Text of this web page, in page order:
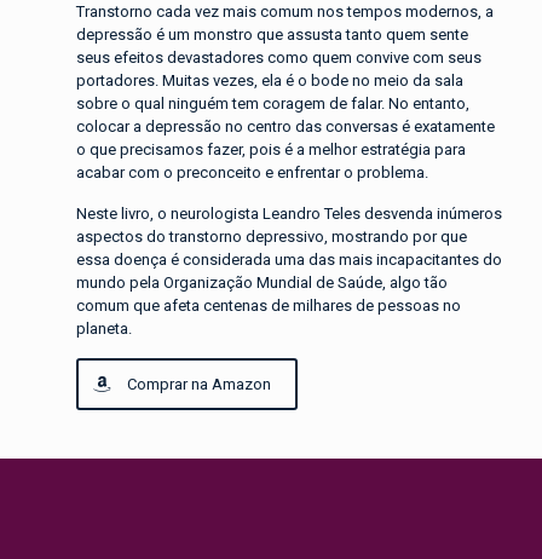
Transtorno cada vez mais comum nos tempos modernos, a
depressão é um monstro que assusta tanto quem sente
seus efeitos devastadores como quem convive com seus
portadores. Muitas vezes, ela é o bode no meio da sala
sobre o qual ninguém tem coragem de falar. No entanto,
colocar a depressão no centro das conversas é exatamente
o que precisamos fazer, pois é a melhor estratégia para
acabar com o preconceito e enfrentar o problema.
Neste livro, o neurologista Leandro Teles desvenda inúmeros
aspectos do transtorno depressivo, mostrando por que
essa doença é considerada uma das mais incapacitantes do
mundo pela Organização Mundial de Saúde, algo tão
comum que afeta centenas de milhares de pessoas no
planeta.
Comprar na Amazon